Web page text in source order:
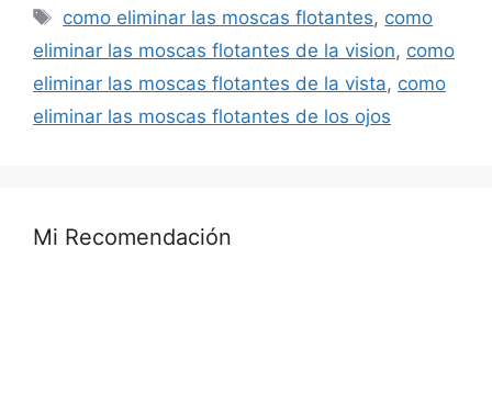
Etiquetas
como eliminar las moscas flotantes, como
eliminar las moscas flotantes de la vision, como
eliminar las moscas flotantes de la vista, como
eliminar las moscas flotantes de los ojos
Mi Recomendación